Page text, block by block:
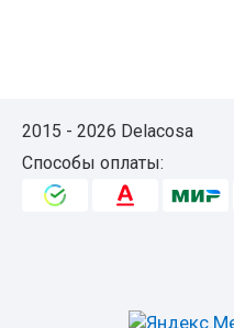
2015 - 2026 Delacosa
Способы оплаты: